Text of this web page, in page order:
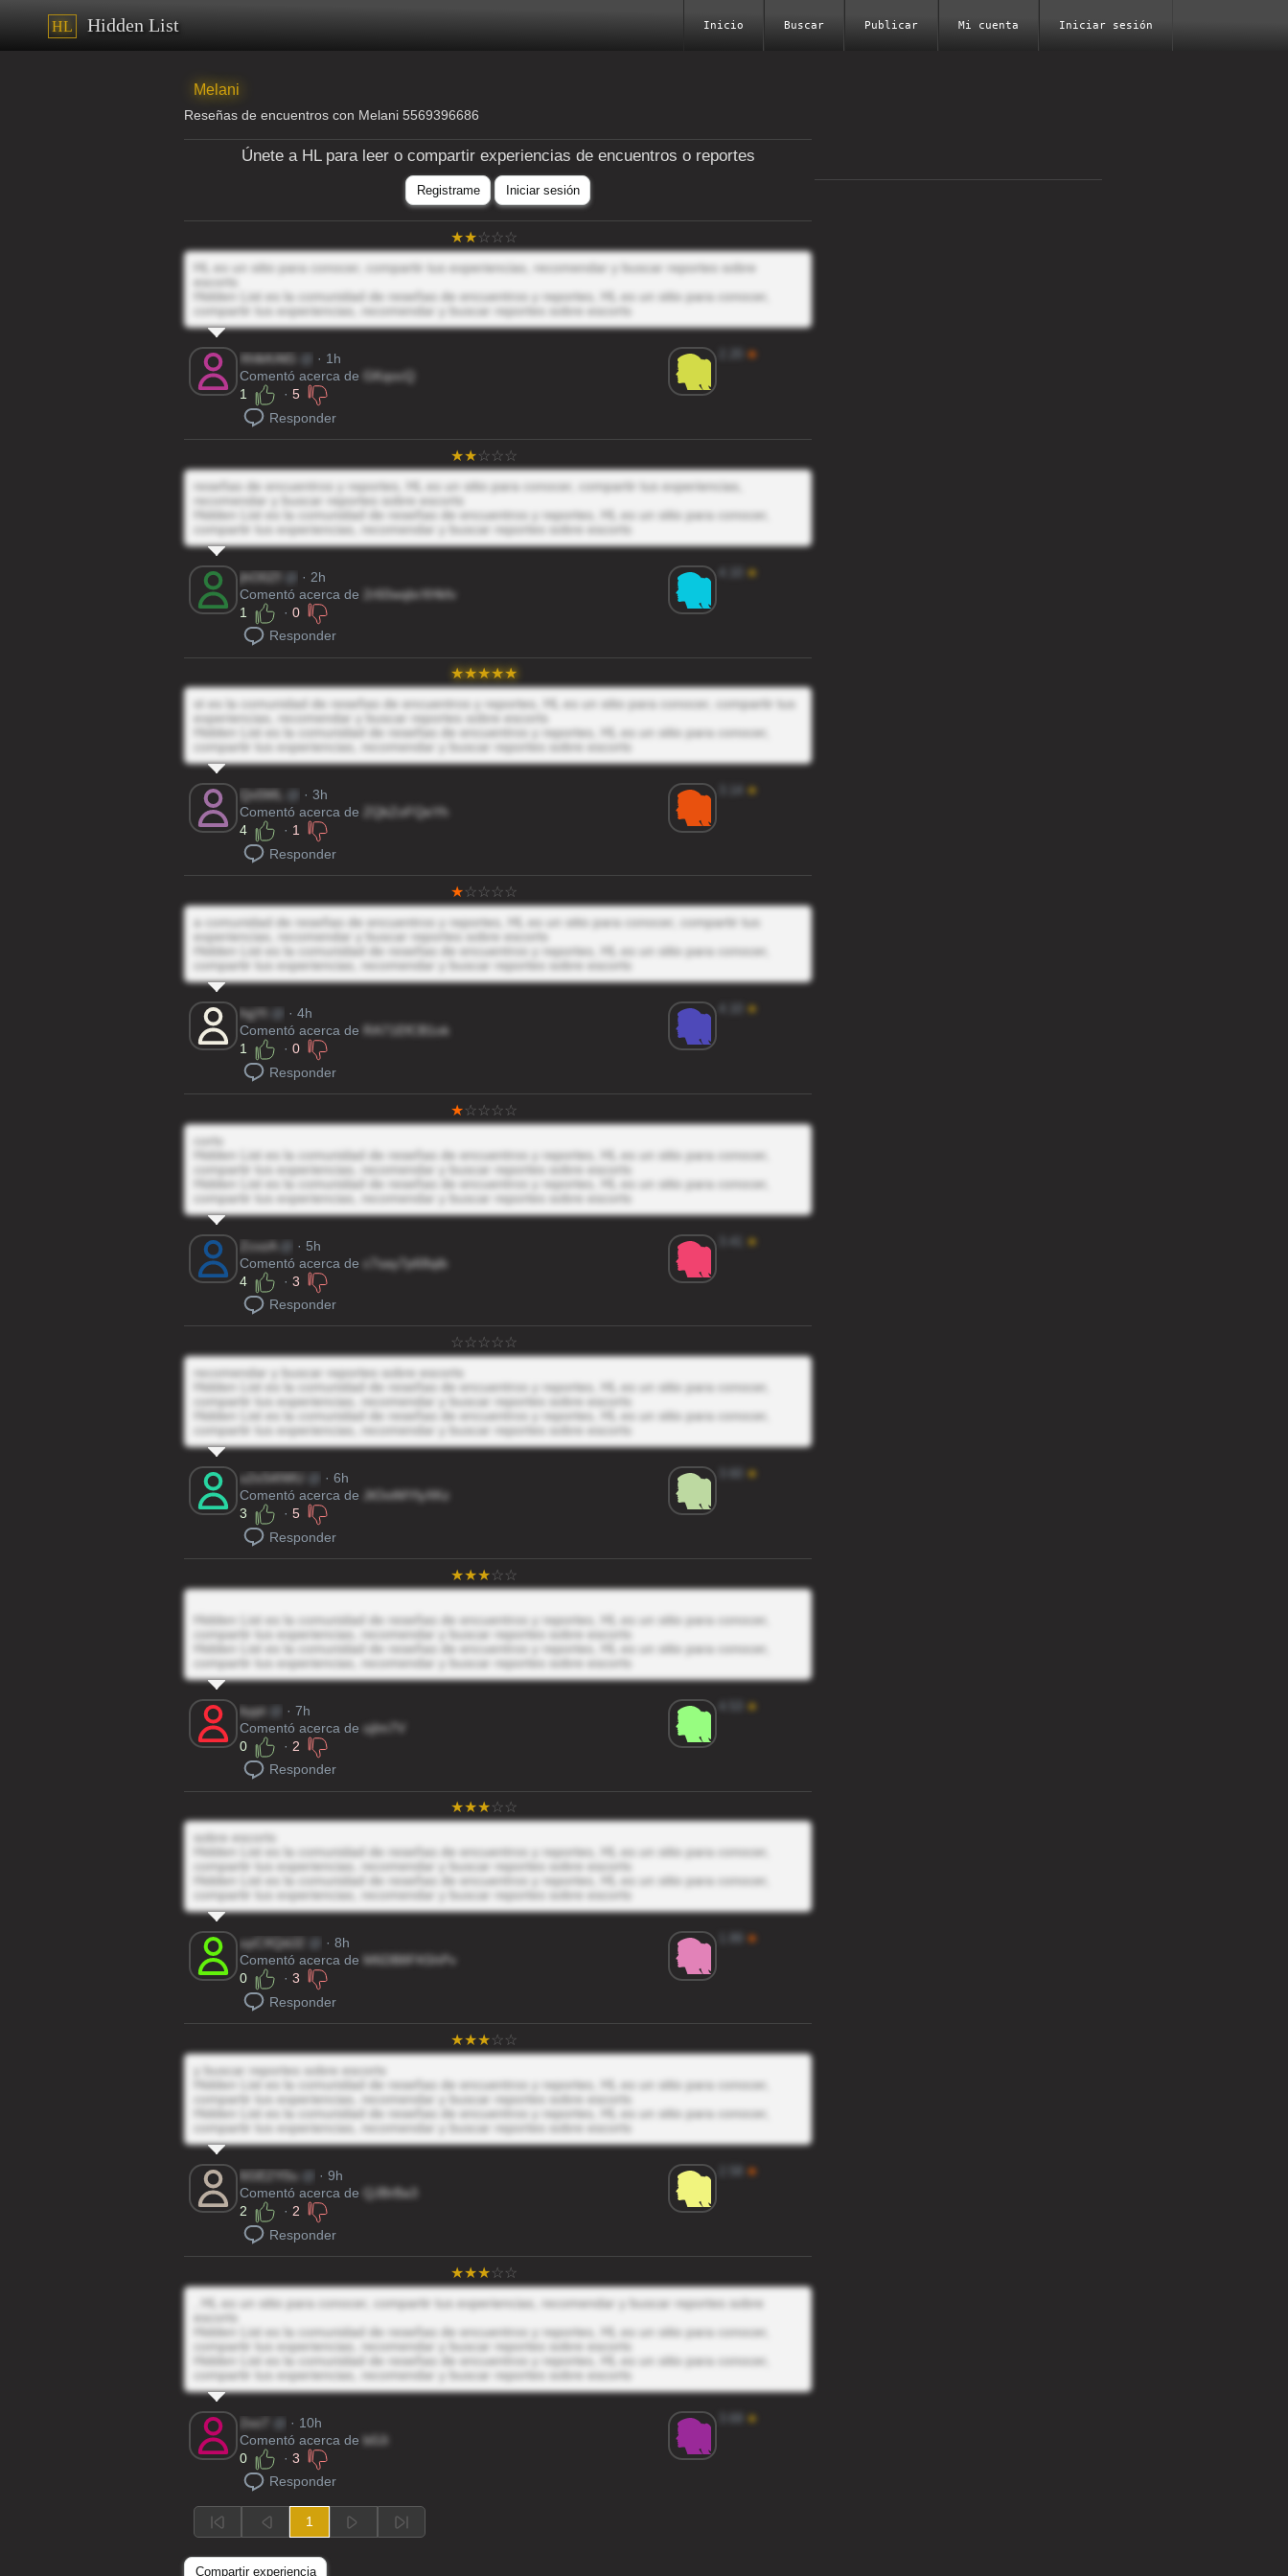
HL Hidden List Inicio Buscar Publicar Mi cuenta Iniciar sesión
Melani
Reseñas de encuentros con Melani 5569396686
Únete a HL para leer o compartir experiencias de encuentros o reportes
Registrame Iniciar sesión
HL es un sitio para conocer, compartir tus experiencias, recomendar y buscar reportes sobre
escorts
Hidden List es la comunidad de reseñas de encuentros y reportes, HL es un sitio para conocer,
compartir tus experiencias, recomendar y buscar reportes sobre escorts
XhlkKAlG
· 1h
Comentó acerca de
GKqocQ
1
· 5
Responder
★
reseñas de encuentros y reportes, HL es un sitio para conocer, compartir tus experiencias,
recomendar y buscar reportes sobre escorts
Hidden List es la comunidad de reseñas de encuentros y reportes, HL es un sitio para conocer,
compartir tus experiencias, recomendar y buscar reportes sobre escorts
jhO0Zf
· 2h
Comentó acerca de
2r60wqbrXHkfv
1
· 0
Responder
★
st es la comunidad de reseñas de encuentros y reportes, HL es un sitio para conocer, compartir tus
experiencias, recomendar y buscar reportes sobre escorts
Hidden List es la comunidad de reseñas de encuentros y reportes, HL es un sitio para conocer,
compartir tus experiencias, recomendar y buscar reportes sobre escorts
Qx5ML
· 3h
Comentó acerca de
ZQkZoFQeYh
4
· 1
Responder
★
a comunidad de reseñas de encuentros y reportes, HL es un sitio para conocer, compartir tus
experiencias, recomendar y buscar reportes sobre escorts
Hidden List es la comunidad de reseñas de encuentros y reportes, HL es un sitio para conocer,
compartir tus experiencias, recomendar y buscar reportes sobre escorts
hgYt
· 4h
Comentó acerca de
RA71EfCB1ok
1
· 0
Responder
★
corts
Hidden List es la comunidad de reseñas de encuentros y reportes, HL es un sitio para conocer,
compartir tus experiencias, recomendar y buscar reportes sobre escorts
Hidden List es la comunidad de reseñas de encuentros y reportes, HL es un sitio para conocer,
compartir tus experiencias, recomendar y buscar reportes sobre escorts
ZcvzA
· 5h
Comentó acerca de
c7say7p68qib
4
· 3
Responder
★
recomendar y buscar reportes sobre escorts
Hidden List es la comunidad de reseñas de encuentros y reportes, HL es un sitio para conocer,
compartir tus experiencias, recomendar y buscar reportes sobre escorts
Hidden List es la comunidad de reseñas de encuentros y reportes, HL es un sitio para conocer,
compartir tus experiencias, recomendar y buscar reportes sobre escorts
u2sS4IWU
· 6h
Comentó acerca de
JtOotMYlyXKz
3
· 5
Responder
★
Hidden List es la comunidad de reseñas de encuentros y reportes, HL es un sitio para conocer,
compartir tus experiencias, recomendar y buscar reportes sobre escorts
Hidden List es la comunidad de reseñas de encuentros y reportes, HL es un sitio para conocer,
compartir tus experiencias, recomendar y buscar reportes sobre escorts
bypt
· 7h
Comentó acerca de ojIm7V
0
· 2
Responder
★
sobre escorts
Hidden List es la comunidad de reseñas de encuentros y reportes, HL es un sitio para conocer,
compartir tus experiencias, recomendar y buscar reportes sobre escorts
Hidden List es la comunidad de reseñas de encuentros y reportes, HL es un sitio para conocer,
compartir tus experiencias, recomendar y buscar reportes sobre escorts
uyCXQdJ2
· 8h
Comentó acerca de
M6DB8FK5hPv
0
· 3
Responder
★
y buscar reportes sobre escorts
Hidden List es la comunidad de reseñas de encuentros y reportes, HL es un sitio para conocer,
compartir tus experiencias, recomendar y buscar reportes sobre escorts
Hidden List es la comunidad de reseñas de encuentros y reportes, HL es un sitio para conocer,
compartir tus experiencias, recomendar y buscar reportes sobre escorts
6GE2Y0u
· 9h
Comentó acerca de
QJBrBa3
2
· 2
Responder
★
, HL es un sitio para conocer, compartir tus experiencias, recomendar y buscar reportes sobre
escorts
Hidden List es la comunidad de reseñas de encuentros y reportes, HL es un sitio para conocer,
compartir tus experiencias, recomendar y buscar reportes sobre escorts
Hidden List es la comunidad de reseñas de encuentros y reportes, HL es un sitio para conocer,
compartir tus experiencias, recomendar y buscar reportes sobre escorts
2xo7
· 10h
Comentó acerca de b0Ji
0
· 3
Responder
★
1